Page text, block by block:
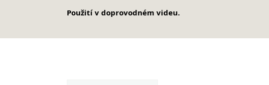
Použití v doprovodném videu.